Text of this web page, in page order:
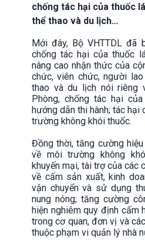
chống tác hại của thuốc
thể thao và du lịch…
Mới đây, Bộ VHTTDL đã
chống tác hại của thuốc
nâng cao nhận thức của
chức, viên chức, người
thao và du lịch nói riêng
Phòng, chống tác hại
hướng dẫn thi hành; tác hại
trường không khói thuốc.
Đồng thời, tăng cường
về môi trường không
khuyến mại, tài trợ của các
về cấm sản xuất, kinh
vận chuyển và sử dụng
nung nóng; tăng cường
hiện nghiêm quy định cấm
trong cơ quan, đơn vị và
thuộc phạm vi quản lý nhà